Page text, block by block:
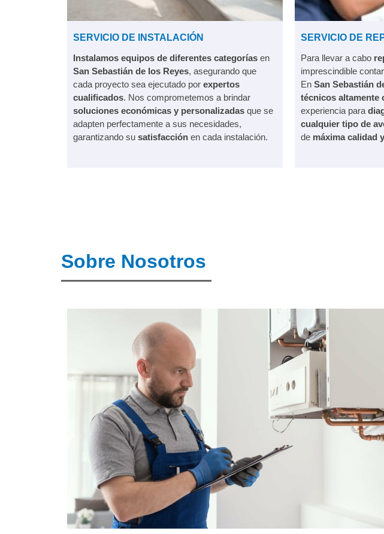
SERVICIO DE INSTALACIÓN
Instalamos equipos de diferentes categorías en
San Sebastián de los Reyes, asegurando que
cada proyecto sea ejecutado por expertos
cualificados. Nos comprometemos a brindar
soluciones económicas y personalizadas que se
adapten perfectamente a sus necesidades,
garantizando su satisfacción en cada instalación.
SERVICIO DE
Para llevar a cabo
imprescindible
En San Sebastián
técnicos altamente
experiencia para
cualquier tipo de
de máxima calidad
Sobre Nosotros